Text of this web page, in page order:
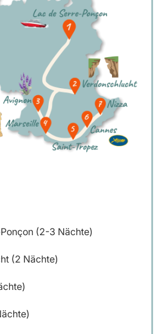
(2-3 Nächte)
(2 Nächte)